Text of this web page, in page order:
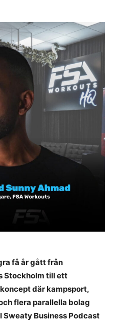
få år gått från
Stockholm till ett
där kampsport,
flera parallella bolag
Sweaty Business Podcast